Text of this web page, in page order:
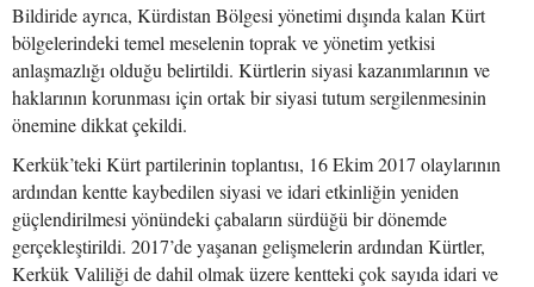
Bildiride ayrıca, Kürdistan Bölgesi yönetimi dışında kalan Kürt
bölgelerindeki temel meselenin toprak ve yönetim yetkisi
anlaşmazlığı olduğu belirtildi. Kürtlerin siyasi kazanımlarının ve
haklarının korunması için ortak bir siyasi tutum sergilenmesinin
önemine dikkat çekildi.
Kerkük’teki Kürt partilerinin toplantısı, 16 Ekim 2017 olaylarının
ardından kentte kaybedilen siyasi ve idari etkinliğin yeniden
güçlendirilmesi yönündeki çabaların sürdüğü bir dönemde
gerçekleştirildi. 2017’de yaşanan gelişmelerin ardından Kürtler,
Kerkük Valiliği de dahil olmak üzere kentteki çok sayıda idari ve